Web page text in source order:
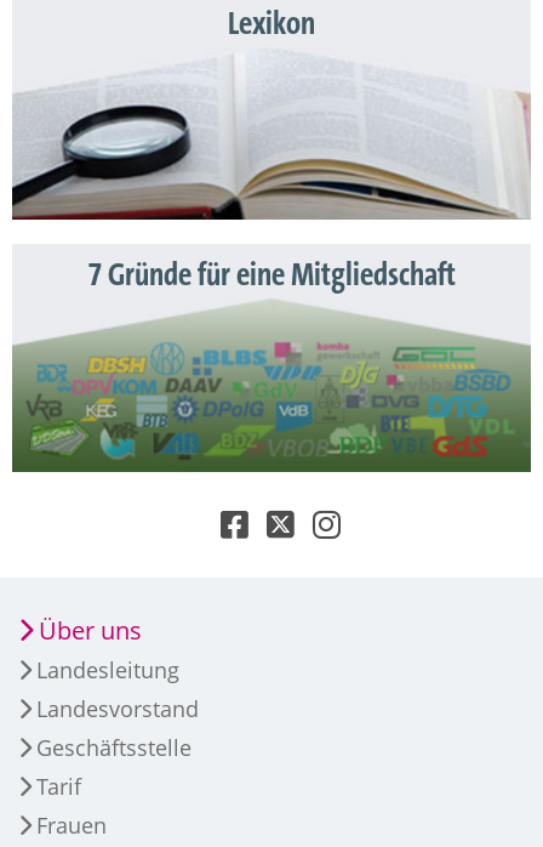
Lexikon
7 Gründe für eine Mitgliedschaft
Über uns
Landesleitung
Landesvorstand
Geschäftsstelle
Tarif
Frauen